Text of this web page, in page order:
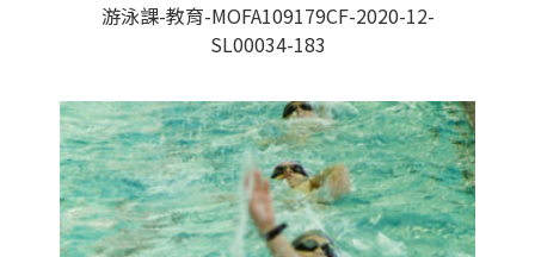
游泳課-教育-MOFA109179CF-2020-12-
SL00034-183